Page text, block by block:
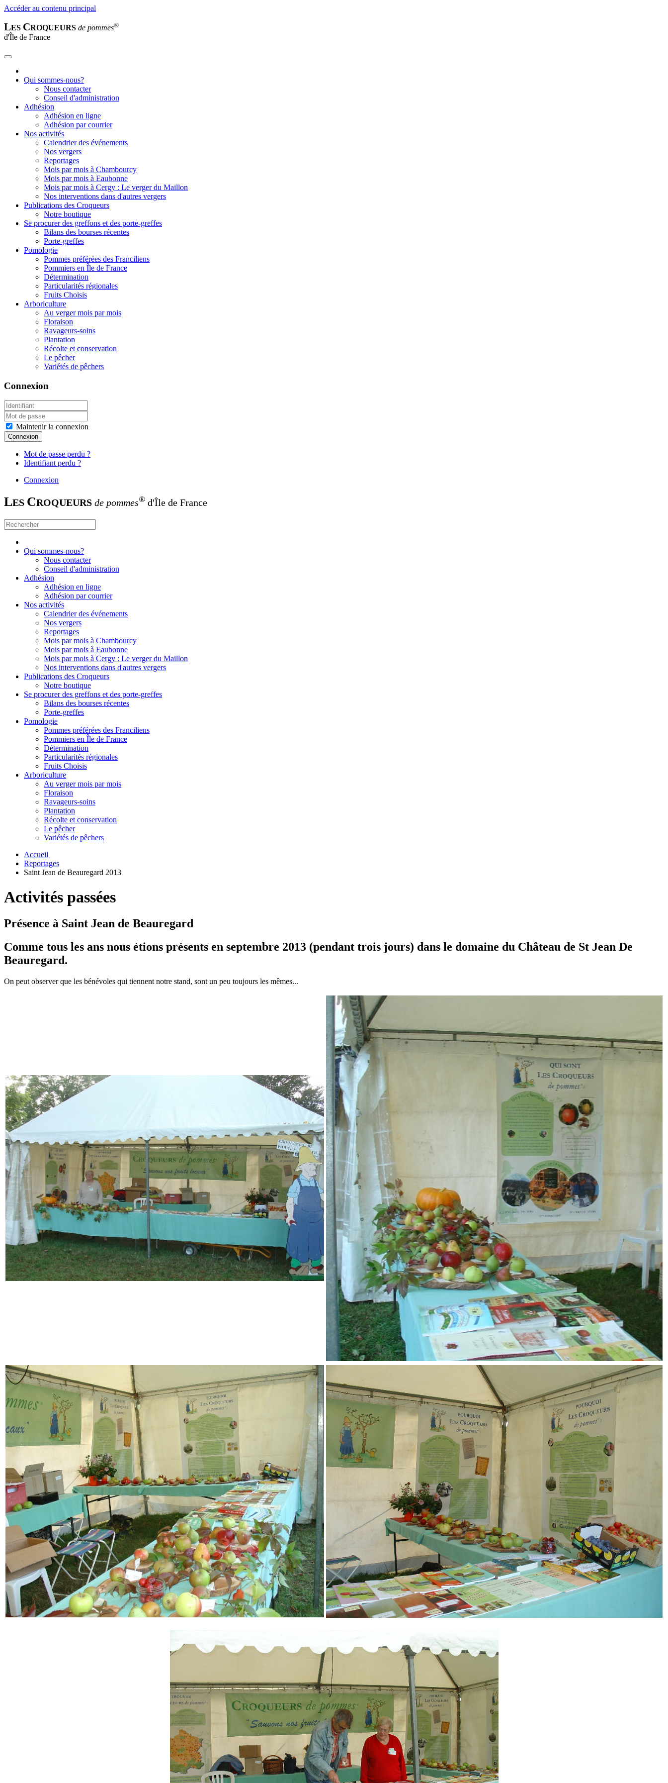
Accéder au contenu principal
LES CROQUEURS de pommes®
d'Île de France
Qui sommes-nous?
Nous contacter
Conseil d'administration
Adhésion
Adhésion en ligne
Adhésion par courrier
Nos activités
Calendrier des événements
Nos vergers
Reportages
Mois par mois à Chambourcy
Mois par mois à Eaubonne
Mois par mois à Cergy : Le verger du Maillon
Nos interventions dans d'autres vergers
Publications des Croqueurs
Notre boutique
Se procurer des greffons et des porte-greffes
Bilans des bourses récentes
Porte-greffes
Pomologie
Pommes préférées des Franciliens
Pommiers en Île de France
Détermination
Particularités régionales
Fruits Choisis
Arboriculture
Au verger mois par mois
Floraison
Ravageurs-soins
Plantation
Récolte et conservation
Le pêcher
Variétés de pêchers
Connexion
Maintenir la connexion
Connexion
Mot de passe perdu ?
Identifiant perdu ?
Connexion
LES CROQUEURS de pommes® d'Île de France
Qui sommes-nous?
Nous contacter
Conseil d'administration
Adhésion
Adhésion en ligne
Adhésion par courrier
Nos activités
Calendrier des événements
Nos vergers
Reportages
Mois par mois à Chambourcy
Mois par mois à Eaubonne
Mois par mois à Cergy : Le verger du Maillon
Nos interventions dans d'autres vergers
Publications des Croqueurs
Notre boutique
Se procurer des greffons et des porte-greffes
Bilans des bourses récentes
Porte-greffes
Pomologie
Pommes préférées des Franciliens
Pommiers en Île de France
Détermination
Particularités régionales
Fruits Choisis
Arboriculture
Au verger mois par mois
Floraison
Ravageurs-soins
Plantation
Récolte et conservation
Le pêcher
Variétés de pêchers
Accueil
Reportages
Saint Jean de Beauregard 2013
Activités passées
Présence à Saint Jean de Beauregard
Comme tous les ans nous étions présents en septembre 2013 (pendant trois jours) dans le domaine du Château de St Jean De
Beauregard.
On peut observer que les bénévoles qui tiennent notre stand, sont un peu toujours les mêmes...